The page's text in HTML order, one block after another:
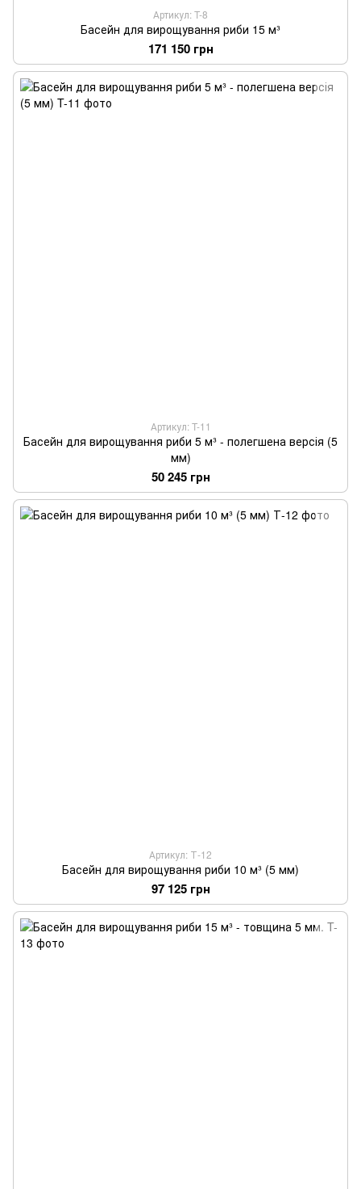
Артикул: T-8
Басейн для вирощування риби 15 м³
171 150 грн
Артикул: T-11
Басейн для вирощування риби 5 м³ - полегшена версія (5
мм)
50 245 грн
Артикул: Т-12
Басейн для вирощування риби 10 м³ (5 мм)
97 125 грн